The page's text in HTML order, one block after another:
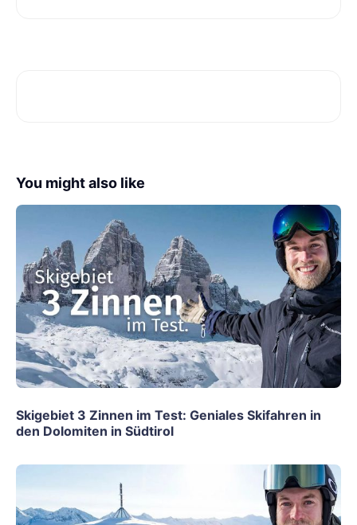
You might also like
Skigebiet 3 Zinnen im Test: Geniales Skifahren in
den Dolomiten in Südtirol